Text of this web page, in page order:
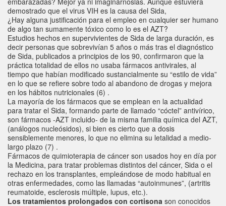
demostrado que el virus VIH es la causa del Sida,
¿Hay alguna justificación para el empleo en cualquier ser humano
de algo tan sumamente tóxico como lo es el AZT?
Estudios hechos en supervivientes de Sida de larga duración, es
decir personas que sobrevivían 5 años o más tras el diagnóstico
de Sida, publicados a principios de los 90, confirmaron que la
práctica totalidad de ellos no usaba fármacos antivirales, al
tiempo que habían modificado sustancialmente su “estilo de vida”
en lo que se refiere sobre todo al abandono de drogas y mejora
en los hábitos nutricionales (6) .
La mayoría de los fármacos que se emplean en la actualidad
para tratar el Sida, formando parte de llamado “cóctel” antivírico,
son fármacos -AZT incluido- de la misma familia química del AZT,
(análogos nucleósidos), si bien es cierto que a dosis
sensiblemente menores, lo que no elimina su letalidad a medio-
largo plazo (7) .
Fármacos de quimioterapia de cáncer son usados hoy en día por
la Medicina, para tratar problemas distintos del cáncer, Sida o el
rechazo en los transplantes, empleándose de modo habitual en
otras enfermedades, como las llamadas “autoinmunes”, (artritis
reumatoide, esclerosis múltiple, lupus, etc.).
Los tratamientos prolongados con cortisona son conocidos